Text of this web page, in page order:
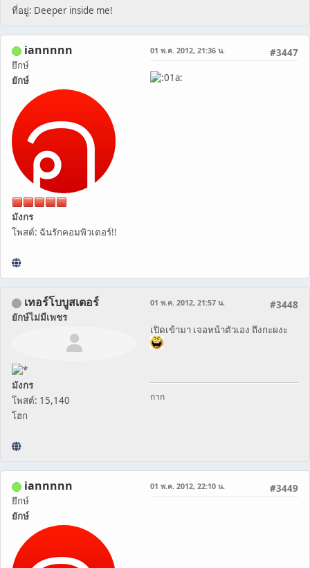
ที่อยู่: Deeper inside me!
iannnnn
ยึกษ์
ยักษ์
มังกร
โพสต์: ฉันรักคอมพิวเตอร์!!
#3447
01 พ.ค. 2012, 21:36 น.
เทอร์โบบูสเตอร์
ยักษ์ไม่มีเพชร
มังกร
โพสต์: 15,140
โฮก
#3448
01 พ.ค. 2012, 21:57 น.
เปิดเข้ามา เจอหน้าตัวเอง ถึงกะผงะ
กาก
iannnnn
ยึกษ์
ยักษ์
#3449
01 พ.ค. 2012, 22:10 น.